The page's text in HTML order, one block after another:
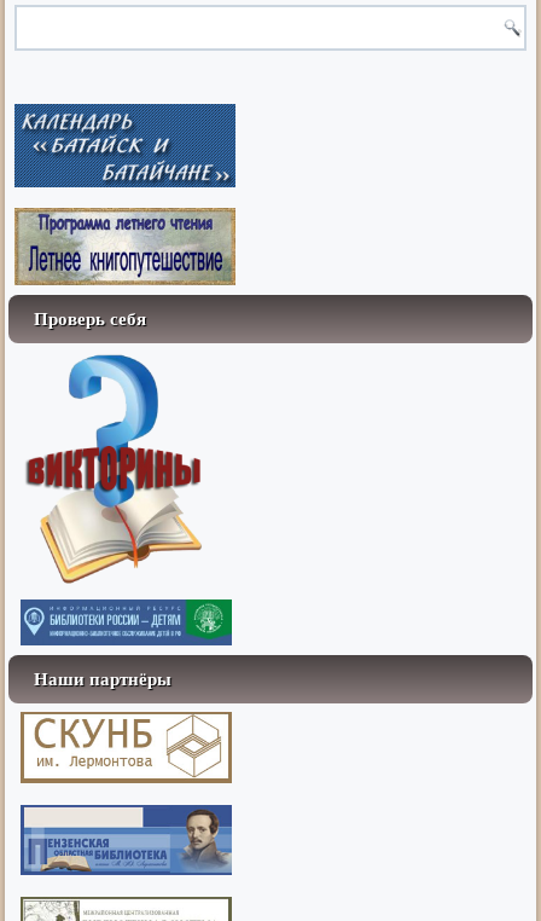
Проверь себя
Наши партнёры